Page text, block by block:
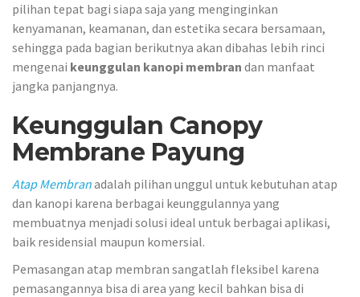
pilihan tepat bagi siapa saja yang menginginkan
kenyamanan, keamanan, dan estetika secara bersamaan,
sehingga pada bagian berikutnya akan dibahas lebih rinci
mengenai keunggulan kanopi membran dan manfaat
jangka panjangnya.
Keunggulan Canopy
Membrane Payung
Atap Membranadalah pilihan unggul untuk kebutuhan atap
dan kanopi karena berbagai keunggulannya yang
membuatnya menjadi solusi ideal untuk berbagai aplikasi,
baik residensial maupun komersial.
Pemasangan atap membran sangatlah fleksibel karena
pemasangannya bisa di area yang kecil bahkan bisa di